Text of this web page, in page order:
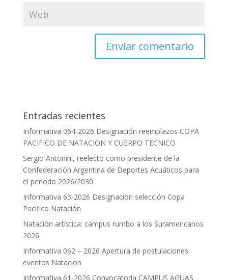
Entradas recientes
Informativa 064-2026 Designación reemplazos COPA
PACIFICO DE NATACION Y CUERPO TECNICO
Sergio Antonini, reelecto como presidente de la
Confederación Argentina de Deportes Acuáticos para
el período 2026/2030
Informativa 63-2026 Designacion selección Copa
Pacifico Natación
Natación artística: campus rumbo a los Suramericanos
2026
Informativa 062 – 2026 Apertura de postulaciones
eventos Natacion
Informativa 61-2026 Convocatoria CAMPUS AGUAS